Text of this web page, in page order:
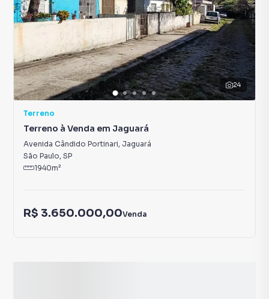
24
Terreno
Terreno à Venda em Jaguará
Avenida Cândido Portinari, Jaguará
São Paulo, SP
1940m²
R$ 3.650.000,00Venda